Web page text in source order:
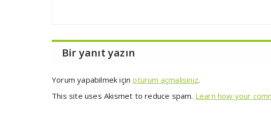
Bir yanıt yazın
Yorum yapabilmek içinoturum açmalısınız.
This site uses Akismet to reduce spam. Learn how your